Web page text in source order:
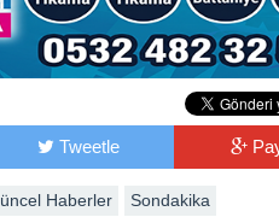
Tweetle
Haberler Sondakika